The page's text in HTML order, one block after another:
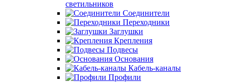
светильников
Соединители
Переходники
Заглушки
Крепления
Подвесы
Основания
Кабель-каналы
Профили